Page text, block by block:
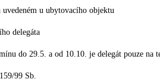
uvedeném u ubytovacího objektu
delegáta
do 29.5. a od 10.10. je delegát pouze na
99 Sb.